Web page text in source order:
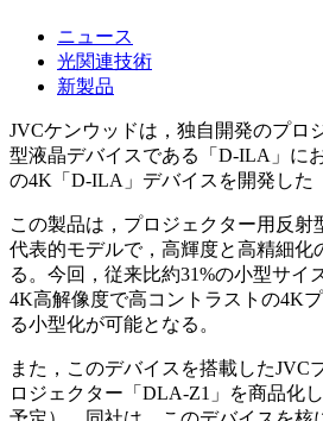
ニュース
光関連技術
新製品
JVCケンウッドは，独自開発のプロ
型液晶デバイスである「D-ILA」に
の4K「D-ILA」デバイスを開発した
この製品は，プロジェクター用反射
代表的モデルで，高輝度と高精細化
る。今回，従来比約31%の小型サイ
4K高解像度で高コントラストの4K
る小型化が可能となる。
また，このデバイスを搭載したJVC
ロジェクター「DLA-Z1」を商品化